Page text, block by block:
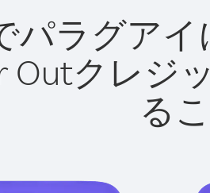
パラグアイ
Outクレジ
る